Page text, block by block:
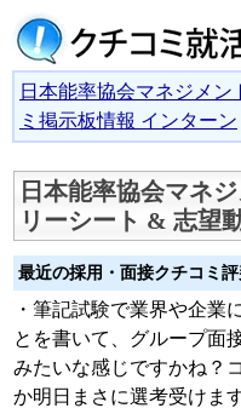
日本能率協会マネジメン
ミ掲示板情報 インターン
日本能率協会マネ
リーシート & 志望
最近の採用・面接クチコミ評
・筆記試験で業界や企業
とを書いて、グループ面
みたいな感じですかね？
か明日まさに選考受けま